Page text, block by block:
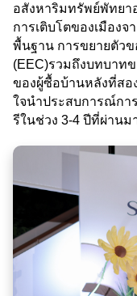
อสังหาริมทรัพย์พัทยา
การเติบโตของเมือง
พื้นฐาน การขยายตัว
(EEC)รวมถึงบทบาท
ของผู้ซื้อบ้านหลังที่สอ
ใจนำประสบการณ์กา
รีในช่วง 3-4 ปีที่ผ่าน